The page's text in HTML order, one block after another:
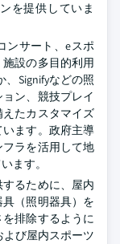
を提供していま
ンサート、eスポ
設の多目的利用
、Signifyなどの照
ン、競技プレイ
たカスタマイズ
ます。政府主導
ラを活用して地
ます。
るために、屋内
（照明器具）を
排除するように
よび屋内スポーツ